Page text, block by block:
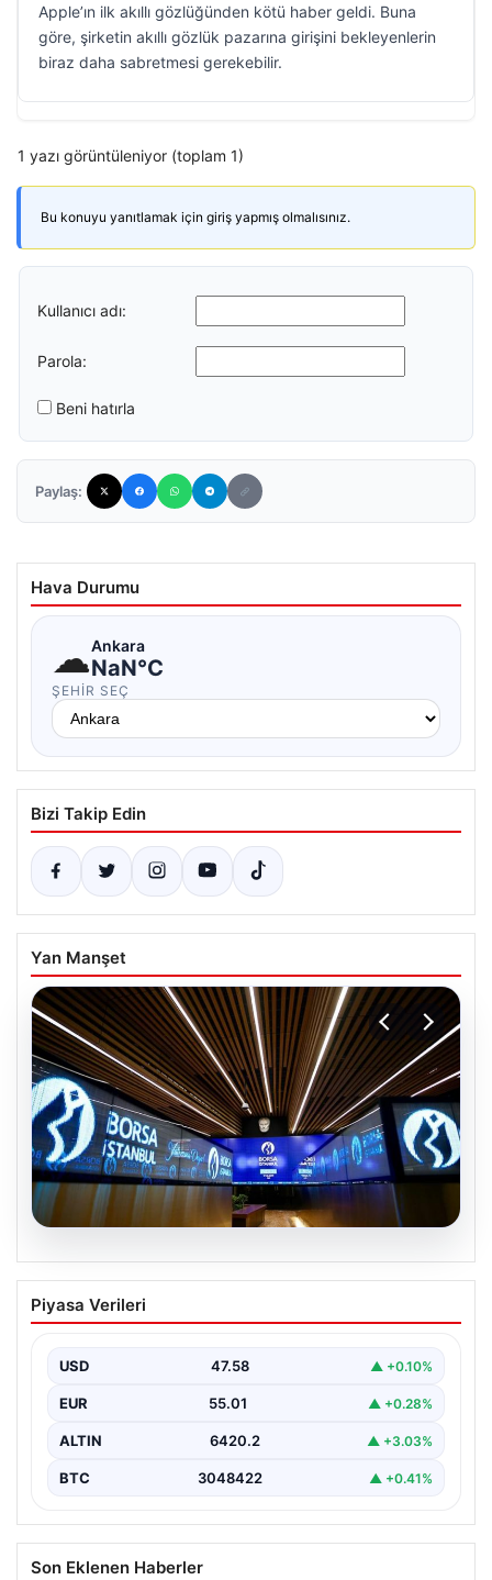
Apple’ın ilk akıllı gözlüğünden kötü haber geldi. Buna
göre, şirketin akıllı gözlük pazarına girişini bekleyenlerin
biraz daha sabretmesi gerekebilir.
1 yazı görüntüleniyor (toplam 1)
Bu konuyu yanıtlamak için giriş yapmış olmalısınız.
Kullanıcı adı:
Parola:
Beni hatırla
Paylaş:
Hava Durumu
☁Ankara
NaN°C
ŞEHIR SEÇ
Bizi Takip Edin
Yan Manşet
05.08.2026
Yatırım araçlarının haftalık performansı
nasıl oldu?
Piyasa Verileri
USD 47.58 ▲ +0.10%
EUR 55.01 ▲ +0.28%
ALTIN 6420.2 ▲ +3.03%
BTC 3048422 ▲ +0.41%
Son Eklenen Haberler